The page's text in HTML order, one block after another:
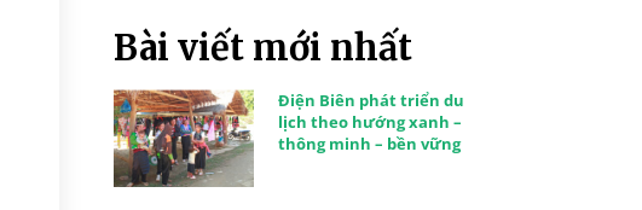
Bài viết mới nhất
Điện Biên phát triển du
lịch theo hướng xanh –
thông minh – bền vững